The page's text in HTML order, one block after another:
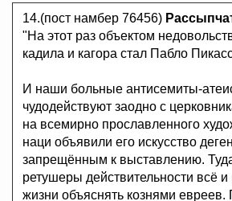
14.(пост намбер 76456)
"На этот раз объектом
кадила и кагора стал Пабло
И наши больные антисемиты-
чудодействуют заодно с
на всемирно прославленного
наци объявили его искусство
запрещённым к выставлению.
ретушеры действительности всё и
жизни объяснять кознями